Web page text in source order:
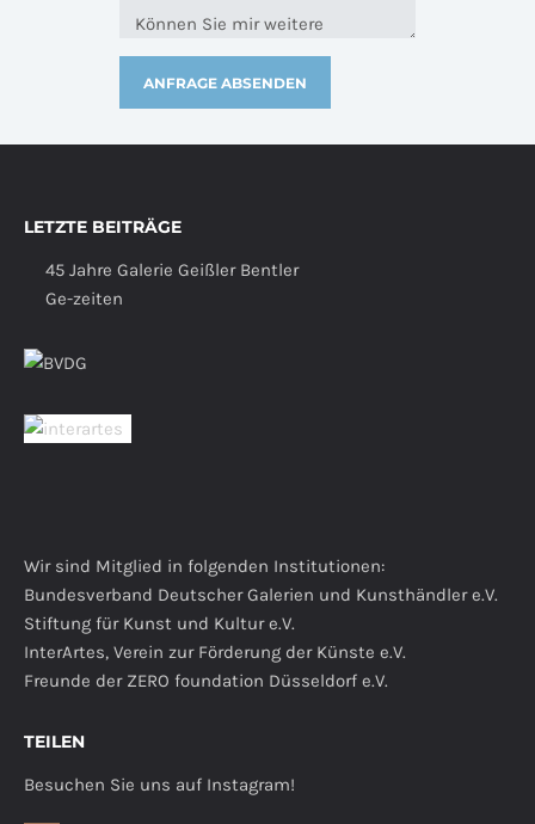
LETZTE BEITRÄGE
45 Jahre Galerie Geißler Bentler
Ge-zeiten
Wir sind Mitglied in folgenden Institutionen:
Bundesverband Deutscher Galerien und Kunsthändler e.V.
Stiftung für Kunst und Kultur e.V.
InterArtes, Verein zur Förderung der Künste e.V.
Freunde der ZERO foundation Düsseldorf e.V.
TEILEN
Besuchen Sie uns auf Instagram!